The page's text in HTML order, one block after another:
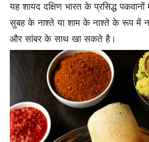
यह शायद दक्षिण भारत के प्रसिद्ध
सुबह के नाश्ते या शाम के नाश्ते के रूप में
और सांबर के साथ खा सकते है।